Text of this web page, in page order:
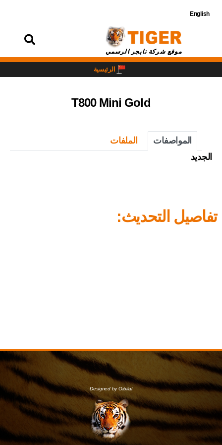
English
موقع شركة تايجر الرسمي
الرئيسية
T800 Mini Gold
المواصفات
الملفات
الجديد
تفاصيل التحديث:
Designed by Orbital